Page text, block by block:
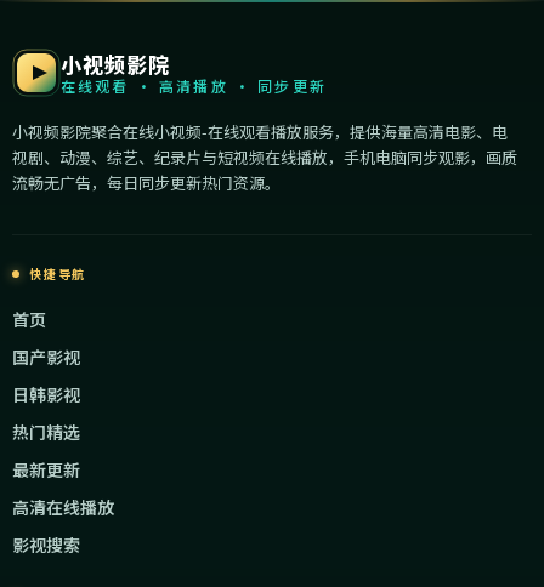
小视频影院
在线观看 · 高清播放 · 同步更新
小视频影院聚合在线小视频-在线观看播放服务，提供海量高清电影、电
视剧、动漫、综艺、纪录片与短视频在线播放，手机电脑同步观影，画质
流畅无广告，每日同步更新热门资源。
快捷导航
首页
国产影视
日韩影视
热门精选
最新更新
高清在线播放
影视搜索